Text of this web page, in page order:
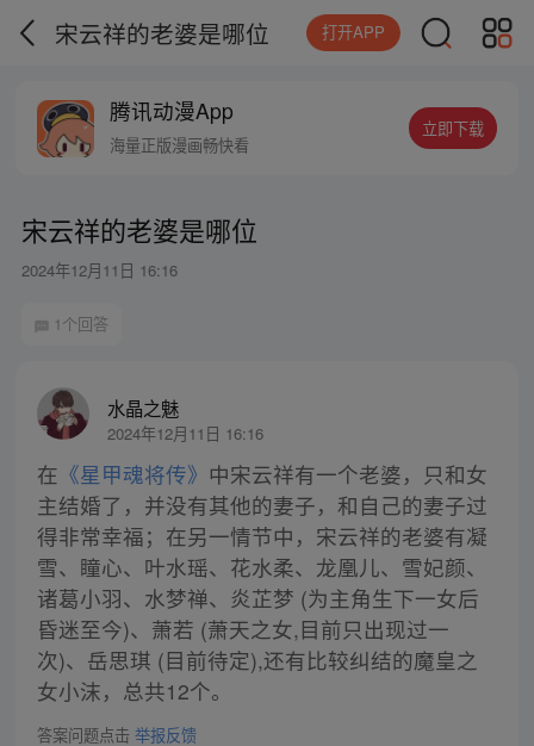
宋云祥的老婆是哪位 打开APP
腾讯动漫App
海量正版漫画畅快看
立即下载
宋云祥的老婆是哪位
2024年12月11日 16:16
1个回答
水晶之魅
2024年12月11日 16:16
在 《星甲魂将传》 中宋云祥有一个老婆，只和女
主结婚了，并没有其他的妻子，和自己的妻子过
得非常幸福；在另一情节中，宋云祥的老婆有凝
雪、瞳心、叶水瑶、花水柔、龙凰儿、雪妃颜、
诸葛小羽、水梦禅、炎芷梦 (为主角生下一女后
昏迷至今)、萧若 (萧天之女,目前只出现过一
次)、岳思琪 (目前待定),还有比较纠结的魔皇之
女小沫，总共12个。
答案问题点击 举报反馈